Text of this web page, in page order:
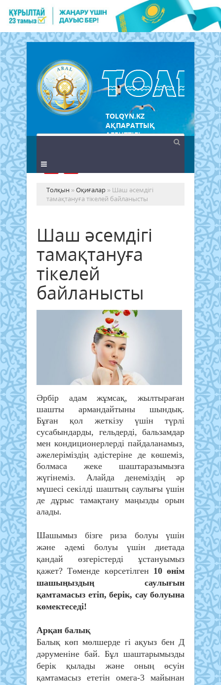
TOLQYN.KZ
АҚПАРАТТЫҚ
АГЕНТТІГІ
Толқын »Оқиғалар » Шаш әсемдігі
тамақтануға тікелей байланысты
Шаш әсемдігі
тамақтануға
тікелей
байланысты
Әрбір адам жұмсақ, жылтыраған
шашты армандайтыны шындық.
Бұған қол жеткізу үшін түрлі
сусабындарды, гельдерді, бальзамдар
мен кондиционерлерді пайдаланамыз,
әжелеріміздің әдістеріне де көшеміз,
болмаса жеке шаштаразымызға
жүгінеміз. Алайда денеміздің әр
мүшесі секілді шаштың саулығы үшін
де дұрыс тамақтану маңызды орын
алады.
Шашымыз бізге риза болуы үшін
және әдемі болуы үшін диетада
қандай өзгерістерді ұстануымыз
қажет? Төменде көрсетілген 10 өнім
шашыңыздың саулығын
қамтамасыз етіп, берік, сау болуына
көмектеседі!
Арқан балық
Балық көп мөлшерде гі ақуыз бен Д
дәруменіне бай. Бұл шаштарымызды
берік қылады және оның өсуін
қамтамасыз ететін омега-3 майынан